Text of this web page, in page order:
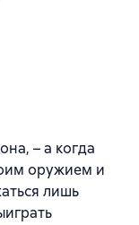
34 оценок
– а когда
оружием и
лишь